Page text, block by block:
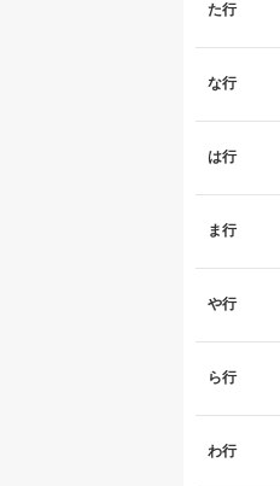
た行
な行
は行
ま行
や行
ら行
わ行